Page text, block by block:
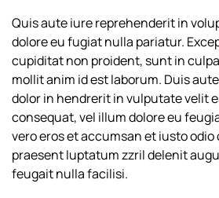
Quis aute iure reprehenderit in
dolore eu fugiat nulla pariatur.
cupiditat non proident, sunt in
mollit anim id est laborum. Duis
dolor in hendrerit in vulputate velit
consequat, vel illum dolore eu
vero eros et accumsan et iusto
praesent luptatum zzril delenit
feugait nulla facilisi.